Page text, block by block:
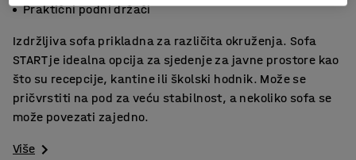
Praktični podni držači
Izdržljiva sofa prikladna za različita okruženja. Sofa
START je idealna opcija za sjedenje za javne prostore kao
što su recepcije, kantine ili školski hodnik. Može se
pričvrstiti na pod za veću stabilnost, a nekoliko sofa se
može povezati zajedno.
Više